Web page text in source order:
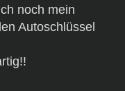
noch mein
Autoschlüssel